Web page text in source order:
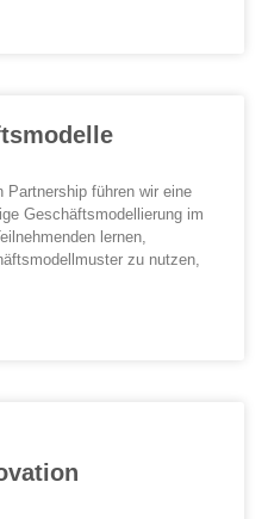
Partnership führen wir eine
Geschäftsmodellierung im
lernen,
zu nutzen,